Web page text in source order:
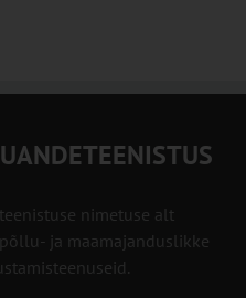
nimetuse alt
ja maamajanduslikke